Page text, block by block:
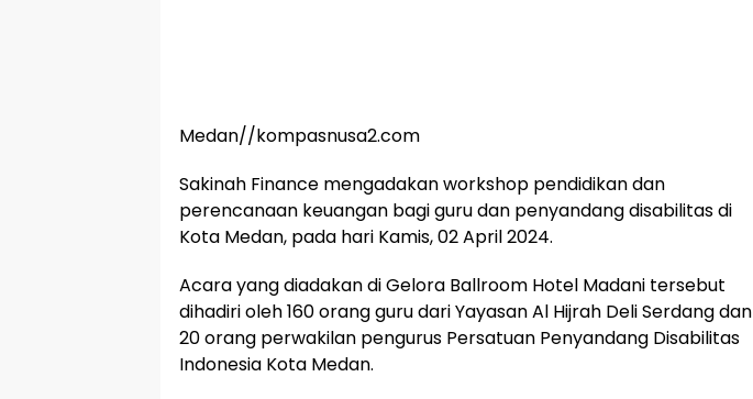
Medan//kompasnusa2.com
Sakinah Finance mengadakan workshop pendidikan dan
perencanaan keuangan bagi guru dan penyandang disabilitas di
Kota Medan, pada hari Kamis, 02 April 2024.
Acara yang diadakan di Gelora Ballroom Hotel Madani tersebut
dihadiri oleh 160 orang guru dari Yayasan Al Hijrah Deli Serdang dan
20 orang perwakilan pengurus Persatuan Penyandang Disabilitas
Indonesia Kota Medan.